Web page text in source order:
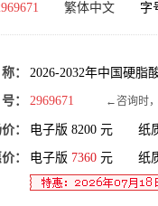
繁体中文字号
： 2026-2032年中国硬脂
： 2969671 ←咨询时
： 电子版 8200 元 纸质
： 电子版 7360 元 纸质